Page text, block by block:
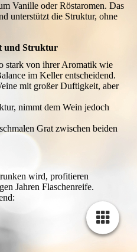
Vanille oder Röstaromen. Das
unterstützt die Struktur, ohne
und Struktur
stark von ihrer Aromatik wie
im Keller entscheidend.
mit großer Duftigkeit, aber
nimmt dem Wein jedoch
Grat zwischen beiden
wird, profitieren
Jahren Flaschenreife.